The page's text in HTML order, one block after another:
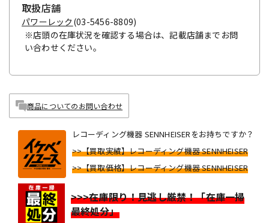
取扱店舗
パワーレック (03-5456-8809)
※店頭の在庫状況を確認する場合は、記載店舗までお問
い合わせください。
商品についてのお問い合わせ
レコーディング機器 SENNHEISERをお持ちですか？
>>【買取実績】レコーディング機器 SENNHEISER
>>【買取価格】レコーディング機器 SENNHEISER
>>>在庫限り！見逃し厳禁！「在庫一掃
最終処分」